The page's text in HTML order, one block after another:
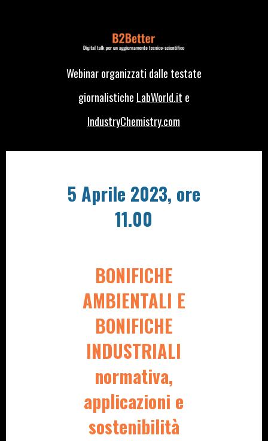
Webinar organizzati dalle testate
giornalistiche LabWorld.it e
IndustryChemistry.com
5 Aprile 2023, ore
11.00
BONIFICHE
AMBIENTALI E
BONIFICHE
INDUSTRIALI
normativa,
applicazioni e
sostenibilità